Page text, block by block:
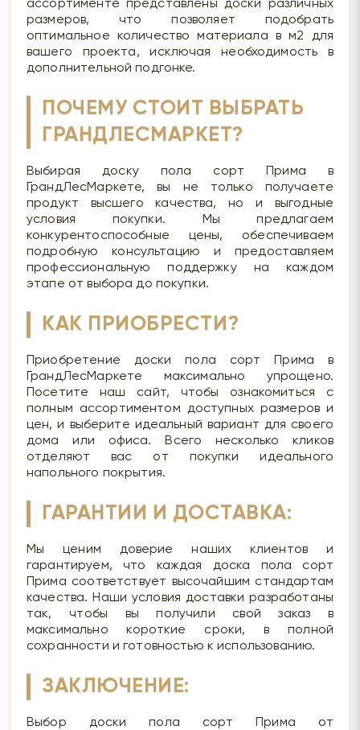
ассортименте представлены доски различных
размеров, что позволяет подобрать
оптимальное количество материала в м2 для
вашего проекта, исключая необходимость в
дополнительной подгонке.
ПОЧЕМУ СТОИТ ВЫБРАТЬ
ГРАНДЛЕСМАРКЕТ?
Выбирая доску пола сорт Прима в
ГрандЛесМаркете, вы не только получаете
продукт высшего качества, но и выгодные
условия покупки. Мы предлагаем
конкурентоспособные цены, обеспечиваем
подробную консультацию и предоставляем
профессиональную поддержку на каждом
этапе от выбора до покупки.
КАК ПРИОБРЕСТИ?
Приобретение доски пола сорт Прима в
ГрандЛесМаркете максимально упрощено.
Посетите наш сайт, чтобы ознакомиться с
полным ассортиментом доступных размеров и
цен, и выберите идеальный вариант для своего
дома или офиса. Всего несколько кликов
отделяют вас от покупки идеального
напольного покрытия.
ГАРАНТИИ И ДОСТАВКА:
Мы ценим доверие наших клиентов и
гарантируем, что каждая доска пола сорт
Прима соответствует высочайшим стандартам
качества. Наши условия доставки разработаны
так, чтобы вы получили свой заказ в
максимально короткие сроки, в полной
сохранности и готовностью к использованию.
ЗАКЛЮЧЕНИЕ:
Выбор доски пола сорт Прима от